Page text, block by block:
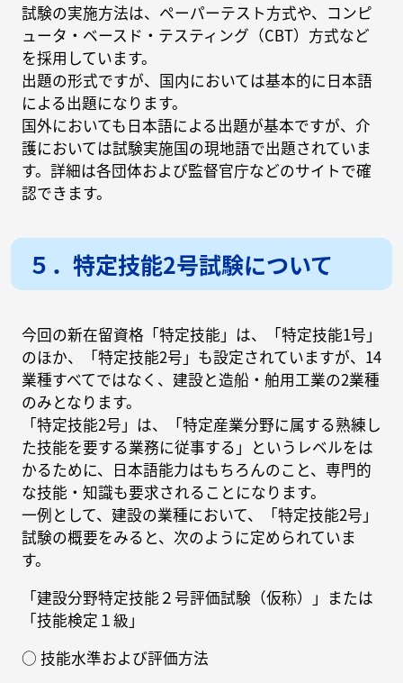
試験の実施方法は、ペーパーテスト方式や、コンピ
ュータ・ベースド・テスティング（CBT）方式など
を採用しています。
出題の形式ですが、国内においては基本的に日本語
による出題になります。
国外においても日本語による出題が基本ですが、介
護においては試験実施国の現地語で出題されていま
す。詳細は各団体および監督官庁などのサイトで確
認できます。
５．特定技能2号試験について
今回の新在留資格「特定技能」は、「特定技能1号」
のほか、「特定技能2号」も設定されていますが、14
業種すべてではなく、建設と造船・舶用工業の2業種
のみとなります。
「特定技能2号」は、「特定産業分野に属する熟練し
た技能を要する業務に従事する」というレベルをは
かるために、日本語能力はもちろんのこと、専門的
な技能・知識も要求されることになります。
一例として、建設の業種において、「特定技能2号」
試験の概要をみると、次のように定められていま
す。
「建設分野特定技能２号評価試験（仮称）」または
「技能検定１級」
○ 技能水準および評価方法